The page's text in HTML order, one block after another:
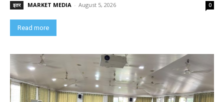
इतर MARKET MEDIA - August 5, 2026 0
Read more